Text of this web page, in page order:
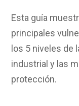
Esta guía
principales
los 5 niveles de
industrial y las
protección.